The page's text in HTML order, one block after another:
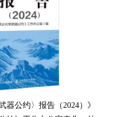
器公约〉报告（2024）》